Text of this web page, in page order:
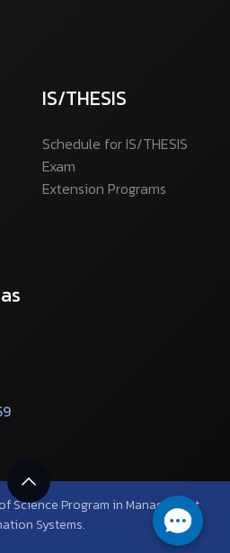
IS/THESIS
Schedule for IS/THESIS
Exam
Extension Programs
Science Program in Management
Systems.